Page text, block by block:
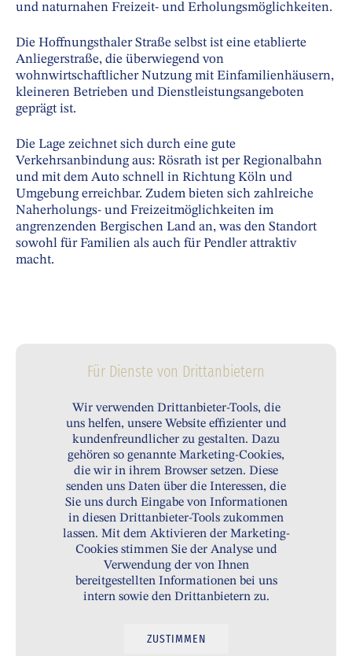
und naturnahen Freizeit- und Erholungsmöglichkeiten.
Die Hoffnungsthaler Straße selbst ist eine etablierte
Anliegerstraße, die überwiegend von
wohnwirtschaftlicher Nutzung mit Einfamilienhäusern,
kleineren Betrieben und Dienstleistungsangeboten
geprägt ist.
Die Lage zeichnet sich durch eine gute
Verkehrsanbindung aus: Rösrath ist per Regionalbahn
und mit dem Auto schnell in Richtung Köln und
Umgebung erreichbar. Zudem bieten sich zahlreiche
Naherholungs- und Freizeitmöglichkeiten im
angrenzenden Bergischen Land an, was den Standort
sowohl für Familien als auch für Pendler attraktiv
macht.
Für Dienste von Drittanbietern
Wir verwenden Drittanbieter-Tools, die
uns helfen, unsere Website effizienter und
kundenfreundlicher zu gestalten. Dazu
gehören so genannte Marketing-Cookies,
die wir in ihrem Browser setzen. Diese
senden uns Daten über die Interessen, die
Sie uns durch Eingabe von Informationen
in diesen Drittanbieter-Tools zukommen
lassen. Mit dem Aktivieren der Marketing-
Cookies stimmen Sie der Analyse und
Verwendung der von Ihnen
bereitgestellten Informationen bei uns
intern sowie den Drittanbietern zu.
ZUSTIMMEN